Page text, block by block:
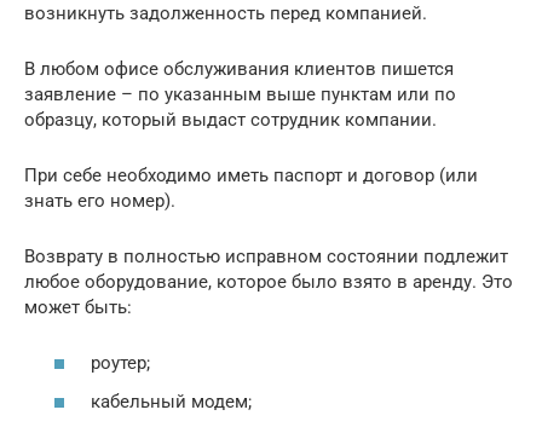
возникнуть задолженность перед компанией.
В любом офисе обслуживания клиентов пишется
заявление – по указанным выше пунктам или по
образцу, который выдаст сотрудник компании.
При себе необходимо иметь паспорт и договор (или
знать его номер).
Возврату в полностью исправном состоянии подлежит
любое оборудование, которое было взято в аренду. Это
может быть:
роутер;
кабельный модем;